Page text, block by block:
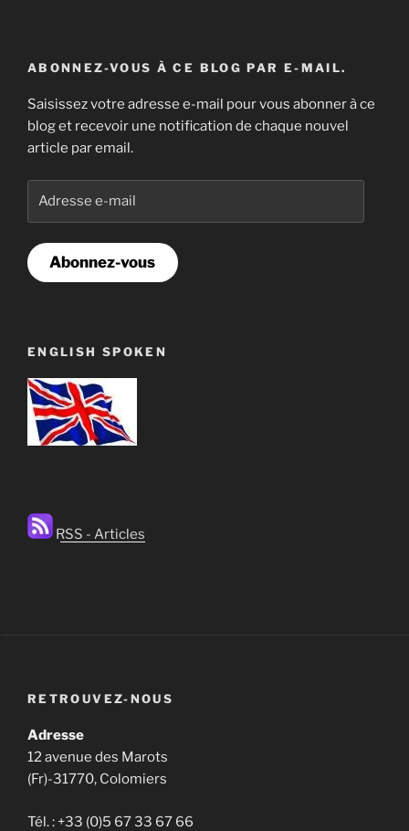
ABONNEZ-VOUS À CE BLOG PAR E-MAIL.
Saisissez votre adresse e-mail pour vous abonner à ce
blog et recevoir une notification de chaque nouvel
article par email.
Abonnez-vous
ENGLISH SPOKEN
RSS - Articles
RETROUVEZ-NOUS
Adresse
12 avenue des Marots
(Fr)-31770, Colomiers
Tél. : +33 (0)5 67 33 67 66